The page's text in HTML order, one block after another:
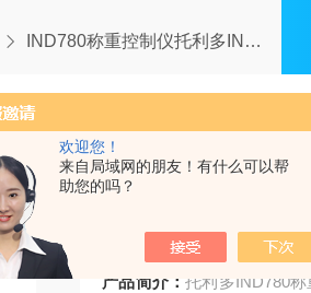
欢迎您！
来自局域网的朋友！有什么可以帮
助您的吗？
IND780称重控制仪托利多IND780称重仪表
托利多IND780
产品简介：托利多IND780